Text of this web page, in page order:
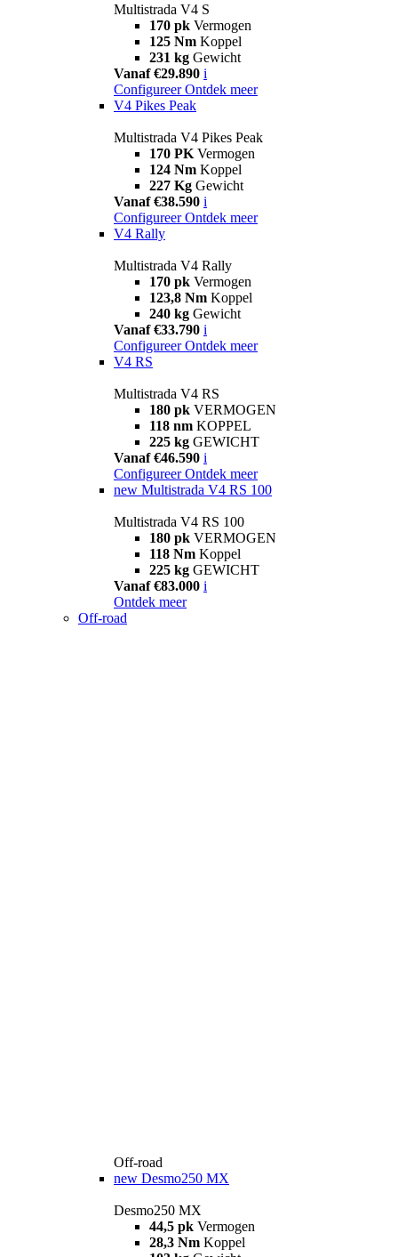
Multistrada V4 S
170 pk Vermogen
125 Nm Koppel
231 kg Gewicht
Vanaf €29.890 i
Configureer Ontdek meer
V4 Pikes Peak
Multistrada V4 Pikes Peak
170 PK Vermogen
124 Nm Koppel
227 Kg Gewicht
Vanaf €38.590 i
Configureer Ontdek meer
V4 Rally
Multistrada V4 Rally
170 pk Vermogen
123,8 Nm Koppel
240 kg Gewicht
Vanaf €33.790 i
Configureer Ontdek meer
V4 RS
Multistrada V4 RS
180 pk VERMOGEN
118 nm KOPPEL
225 kg GEWICHT
Vanaf €46.590 i
Configureer Ontdek meer
new Multistrada V4 RS 100
Multistrada V4 RS 100
180 pk VERMOGEN
118 Nm Koppel
225 kg GEWICHT
Vanaf €83.000 i
Ontdek meer
Off-road
Off-road
new Desmo250 MX
Desmo250 MX
44,5 pk Vermogen
28,3 Nm Koppel